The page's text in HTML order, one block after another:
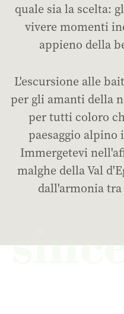
quale sia la scelta:
vivere momenti
appieno della
L'escursione alle
per gli amanti della
per tutti coloro
paesaggio
Immergetevi
malghe della Val
dall'armonia